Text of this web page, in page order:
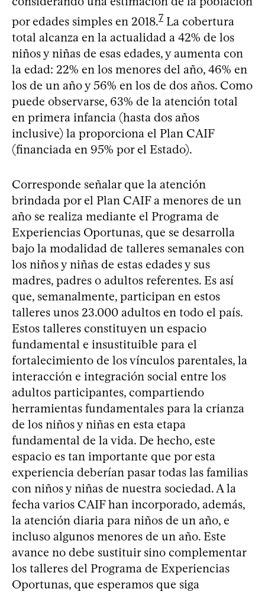
por edades simples en 2018.7 La cobertura
total alcanza en la actualidad a 42% de los
niños y niñas de esas edades, y aumenta con
la edad: 22% en los menores del año, 46% en
los de un año y 56% en los de dos años. Como
puede observarse, 63% de la atención total
en primera infancia (hasta dos años
inclusive) la proporciona el Plan CAIF
(financiada en 95% por el Estado).
Corresponde señalar que la atención
brindada por el Plan CAIF a menores de un
año se realiza mediante el Programa de
Experiencias Oportunas, que se desarrolla
bajo la modalidad de talleres semanales con
los niños y niñas de estas edades y sus
madres, padres o adultos referentes. Es así
que, semanalmente, participan en estos
talleres unos 23.000 adultos en todo el país.
Estos talleres constituyen un espacio
fundamental e insustituible para el
fortalecimiento de los vínculos parentales, la
interacción e integración social entre los
adultos participantes, compartiendo
herramientas fundamentales para la crianza
de los niños y niñas en esta etapa
fundamental de la vida. De hecho, este
espacio es tan importante que por esta
experiencia deberían pasar todas las familias
con niños y niñas de nuestra sociedad. A la
fecha varios CAIF han incorporado, además,
la atención diaria para niños de un año, e
incluso algunos menores de un año. Este
avance no debe sustituir sino complementar
los talleres del Programa de Experiencias
Oportunas, que esperamos que siga